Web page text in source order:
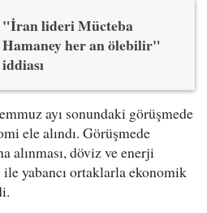
"İran lideri Mücteba
Hamaney her an ölebilir"
iddiası
ayı sonundaki görüşmede
ele alındı. Görüşmede
alınması, döviz ve enerji
yabancı ortaklarla ekonomik